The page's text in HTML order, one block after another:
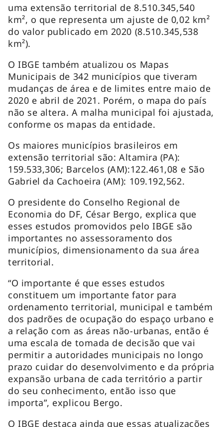
uma extensão territorial de 8.510.345,540
km², o que representa um ajuste de 0,02 km²
do valor publicado em 2020 (8.510.345,538
km²).
O IBGE também atualizou os Mapas
Municipais de 342 municípios que tiveram
mudanças de área e de limites entre maio de
2020 e abril de 2021. Porém, o mapa do país
não se altera. A malha municipal foi ajustada,
conforme os mapas da entidade.
Os maiores municípios brasileiros em
extensão territorial são: Altamira (PA):
159.533,306; Barcelos (AM):122.461,08 e São
Gabriel da Cachoeira (AM): 109.192,562.
O presidente do Conselho Regional de
Economia do DF, César Bergo, explica que
esses estudos promovidos pelo IBGE são
importantes no assessoramento dos
municípios, dimensionamento da sua área
territorial.
“O importante é que esses estudos
constituem um importante fator para
ordenamento territorial, municipal e também
dos padrões de ocupação do espaço urbano e
a relação com as áreas não-urbanas, então é
uma escala de tomada de decisão que vai
permitir a autoridades municipais no longo
prazo cuidar do desenvolvimento e da própria
expansão urbana de cada território a partir
do seu conhecimento, então isso que
importa”, explicou Bergo.
O IBGE destaca ainda que essas atualizações